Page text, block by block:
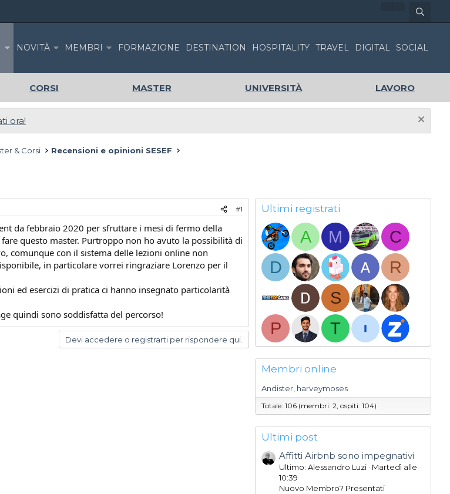
NOVITÀ MEMBRI FORMAZIONE DESTINATION HOSPITALITY TRAVEL DIGITAL SOCIAL
CORSI MASTER UNIVERSITÀ LAVORO
ora!
& Corsi Recensioni e opinioni SESEF
#1
da febbraio 2020 per sfruttare i mesi di fermo della
questo master. Purtroppo non ho avuto la possibilità di
comunque con il sistema delle lezioni online non
in particolare vorrei ringraziare Lorenzo per il
ed esercizi di pratica ci hanno insegnato particolarità
quindi sono soddisfatta del percorso!
Devi accedere o registrarti per rispondere qui.
Ultimi registrati
A M
C
D
R
S
P
T
Membri online
Andister harveymoses
Totale: 106 (membri: 2, ospiti: 104)
Ultimi post
Affitti Airbnb sono impegnativi
Ultimo: Alessandro Luzi
Martedì alle
10:39
Nuovo Membro? Presentati